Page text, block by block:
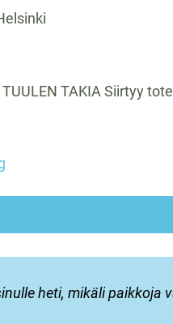
TAKIA Siirtyy
heti, mikäli paikkoja